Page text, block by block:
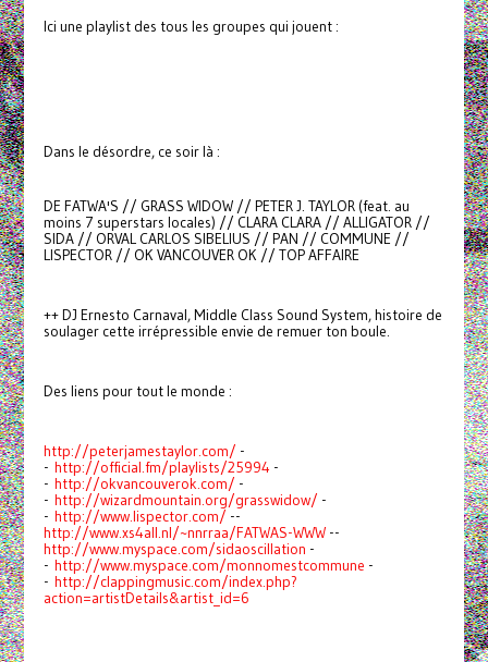
Ici une playlist des tous les groupes qui jouent :
Dans le désordre, ce soir là :
DE FATWA'S // GRASS WIDOW // PETER J. TAYLOR (feat. au
moins 7 superstars locales) // CLARA CLARA // ALLIGATOR //
SIDA // ORVAL CARLOS SIBELIUS // PAN // COMMUNE //
LISPECTOR // OK VANCOUVER OK // TOP AFFAIRE
++ DJ Ernesto Carnaval, Middle Class Sound System, histoire de
soulager cette irrépressible envie de remuer ton boule.
Des liens pour tout le monde :
http://peterjamestaylor.com/ -
- http://official.fm/playlists/25994 -
- http://okvancouverok.com/ -
- http://wizardmountain.org/grasswidow/ -
- http://www.lispector.com/ --
http://www.xs4all.nl/~nnrraa/FATWAS-WWW--
http://www.myspace.com/sidaoscillation -
- http://www.myspace.com/monnomestcommune -
- http://clappingmusic.com/index.php?
action=artistDetails&artist_id=6